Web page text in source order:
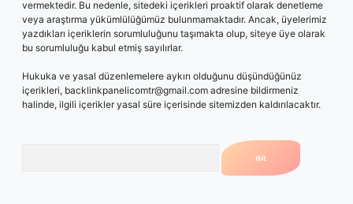
vermektedir. Bu nedenle, sitedeki içerikleri proaktif olarak denetleme
veya araştırma yükümlülüğümüz bulunmamaktadır. Ancak, üyelerimiz
yazdıkları içeriklerin sorumluluğunu taşımakta olup, siteye üye olarak
bu sorumluluğu kabul etmiş sayılırlar.
Hukuka ve yasal düzenlemelere aykırı olduğunu düşündüğünüz
içerikleri, backlinkpanelicomtr@gmail.com adresine bildirmeniz
halinde, ilgili içerikler yasal süre içerisinde sitemizden kaldırılacaktır.